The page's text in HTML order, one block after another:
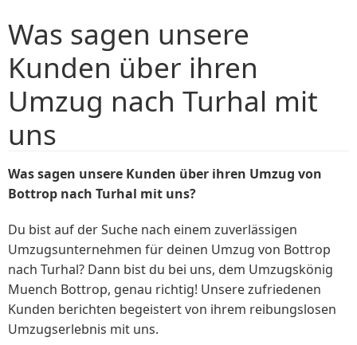
Was sagen unsere
Kunden über ihren
Umzug nach Turhal mit
uns
Was sagen unsere Kunden über ihren Umzug von
Bottrop nach Turhal mit uns?
Du bist auf der Suche nach einem zuverlässigen
Umzugsunternehmen für deinen Umzug von Bottrop
nach Turhal? Dann bist du bei uns, dem Umzugskönig
Muench Bottrop, genau richtig! Unsere zufriedenen
Kunden berichten begeistert von ihrem reibungslosen
Umzugserlebnis mit uns.